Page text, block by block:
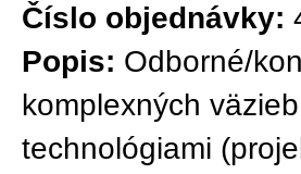
Číslo objednávky:
Popis: Odborné/
komplexných
technológiami